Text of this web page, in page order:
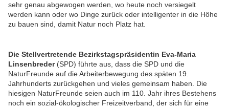
sehr genau abgewogen werden, wo heute noch versiegelt
werden kann oder wo Dinge zurück oder intelligenter in die Höhe
zu bauen sind, damit Natur noch Platz hat.
Die Stellvertretende Bezirkstagspräsidentin Eva-Maria
Linsenbreder(SPD) führte aus, dass die SPD und die
NaturFreunde auf die Arbeiterbewegung des späten 19.
Jahrhunderts zurückgehen und vieles gemeinsam haben. Die
hiesigen NaturFreunde seien auch im 110. Jahr ihres Bestehens
noch ein sozial-ökologischer Freizeitverband, der sich für eine